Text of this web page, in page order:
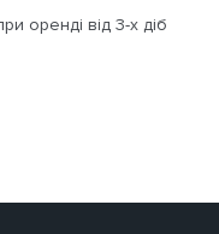
оренді від 3-х діб